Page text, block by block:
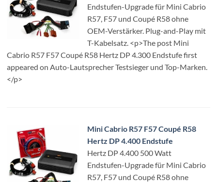
Endstufen-Upgrade für Mini Cabrio
R57, F57 und Coupé R58 ohne
OEM-Verstärker. Plug-and-Play mit
T-Kabelsatz. <p>The post Mini
Cabrio R57 F57 Coupé R58 Hertz DP 4.300 Endstufe first
appeared on Auto-Lautsprecher Testsieger und Top-Marken.
</p>
Mini Cabrio R57 F57 Coupé R58
Hertz DP 4.400 Endstufe
Hertz DP 4.400 500 Watt
Endstufen-Upgrade für Mini Cabrio
R57, F57 und Coupé R58 ohne